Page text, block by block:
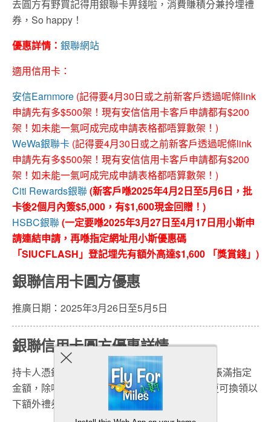
去圓方有野買記得用銀聯卡畀錢啦，消費賺積分兼拎埋禮
券，So happy！
優惠詳情： 銀聯網站
適用信用卡：
安信Earnmore (記得要4月30日或之前新客戶透過呢條link
申請先有多$500架！現有安信信用卡客戶申請都有$200
架！如未能一氣呵成完成申請表格都唔算數架！)
WeWa銀聯卡 (記得要4月30日或之前新客戶透過呢條link
申請先有多$500架！現有安信信用卡客戶申請都有$200
架！如未能一氣呵成完成申請表格都唔算數架！)
Citi Rewards銀聯(新客戶喺2025年4月2日至5月6日，批
卡後2個月內簽$5,000，有$1,600現金回贈！)
HSBC銀聯(一定要喺2025年3月27日至4月17日用小斯申
請連結申請，再喺指定網址用小斯優惠碼
「SIUCFLASH」登記埋先有額外高達$1,600 「獎賞錢」)
銀聯信用卡圓方優惠
推廣日期：2025年3月26日至5月5日
銀聯信用卡圓方優惠詳情
持卡人憑銀聯卡 ELEMENTS喺圓方
簽賬滿指定
金額，除咗獲得
ELEMENTS Club積分獎賞^
，更可換領以
下額外禮券：